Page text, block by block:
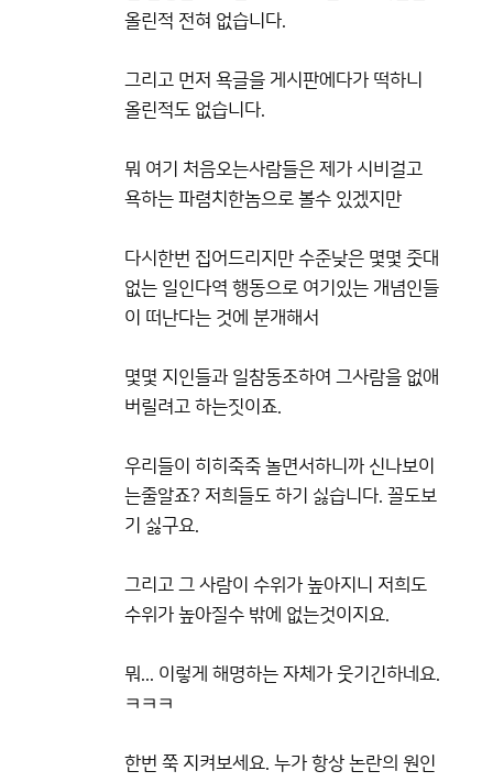
올린적 전혀 없습니다.
그리고 먼저 욕글을 게시판에다가 떡하니
올린적도 없습니다.
뭐 여기 처음오는사람들은 제가 시비걸고
욕하는 파렴치한놈으로 볼수 있겠지만
다시한번 집어드리지만 수준낮은 몇몇 줏대
없는 일인다역 행동으로 여기있는 개념인들
이 떠난다는 것에 분개해서
몇몇 지인들과 일참동조하여 그사람을 없애
버릴려고 하는짓이죠.
우리들이 히히죽죽 놀면서하니까 신나보이
는줄알죠? 저희들도 하기 싫습니다. 꼴도보
기 싫구요.
그리고 그 사람이 수위가 높아지니 저희도
수위가 높아질수 밖에 없는것이지요.
뭐... 이렇게 해명하는 자체가 웃기긴하네요.
ㅋㅋㅋ
한번 쭉 지켜보세요. 누가 항상 논란의 원인